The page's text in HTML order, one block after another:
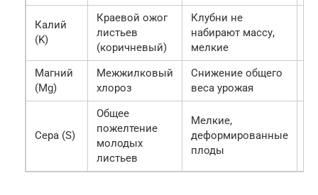
Калий
(K)
Краевой ожог
листьев
(коричневый)
Клубни не
набирают массу,
мелкие
Магний
(Mg)
Межжилковый
хлороз
Снижение общего
веса урожая
Сера (S)
Общее
пожелтение
молодых
листьев
Мелкие,
деформированные
плоды